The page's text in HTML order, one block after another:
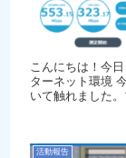
こんにちは！今日も一日
ターネット環境 今日は私の部屋に新しく敷いたLANケーブルにつ
いて触れました
活動報告